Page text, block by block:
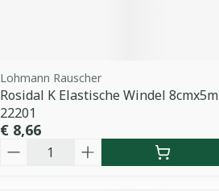
Lohmann Rauscher
Rosidal K Elastische Windel 8cmx5m
22201
€ 8,66